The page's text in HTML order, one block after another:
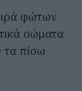
φώτων
σώματα
τα πίσω